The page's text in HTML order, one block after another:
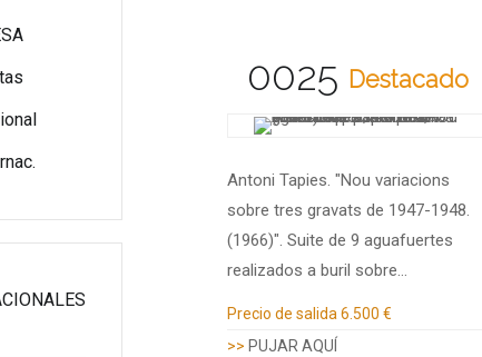
0025 Destacado
Antoni Tapies. "Nou variacions
sobre tres gravats de 1947-1948.
(1966)". Suite de 9 aguafuertes
realizados a buril sobre…
Precio de salida6.500 €
>> PUJAR AQUÍ